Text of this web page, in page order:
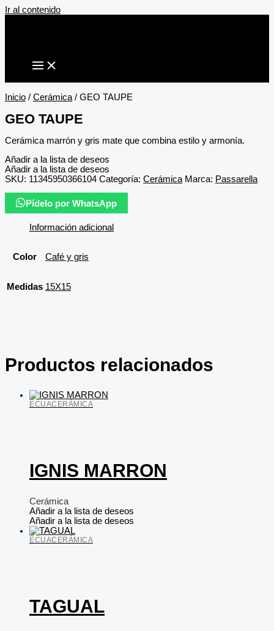
Ir al contenido
Inicio / Cerámica / GEO TAUPE
GEO TAUPE
Cerámica marrón y gris mate que combina estilo y armonía.
Añadir a la lista de deseos
Añadir a la lista de deseos
SKU: 11345950366104 Categoría: Cerámica Marca: Passarella
Pídelo por WhatsApp
Información adicional
Color Café y gris
Medidas 15X15
Productos relacionados
ECUACERÁMICA
IGNIS MARRON
Cerámica
Añadir a la lista de deseos
Añadir a la lista de deseos
ECUACERÁMICA
TAGUAL